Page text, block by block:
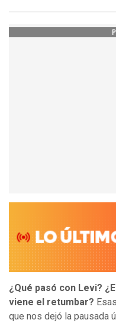
¿Qué pasó con Levi?
viene el retumbar?
que nos dejó la pausada